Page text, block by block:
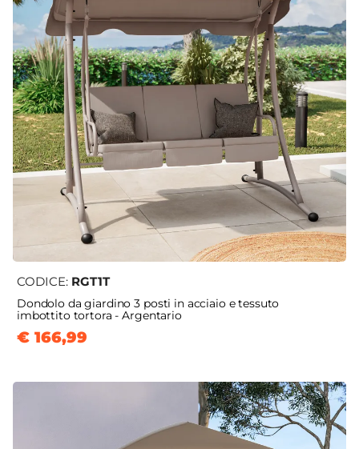
CODICE: RGT1T
Dondolo da giardino 3 posti in acciaio e tessuto
imbottito tortora - Argentario
€ 166,99